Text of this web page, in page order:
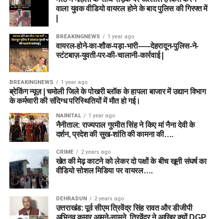
वाला युवक वीडियो वायरल होने के बाद पुलिस की गिरफ्त में
BREAKINGNEWS 1 year ago
वायरल-होने-का-शौक-पड़ा-भारी-—-देहरादून-पुलिस-ने-
स्टंटबाज़-युवती-पर-की-चालानी-कार्रवाई |
BREAKINGNEWS 1 year ago
ब्रेकिंग न्यूज़ | चमोली जिले के पोखरी ब्लॉक के हापला बाजार में उद्यान विभाग
के कर्मचारी की संदिग्ध परिस्थितियों में मौत हो गई।
NAINITAL 1 year ago
नैनीताल: राज्यपाल गुरमीत सिंह ने किए मां नैना देवी के
दर्शन, प्रदेश की सुख-शांति की कामना की….
CRIME 2 years ago
खेत की मेढ़ काटने को लेकर दो पक्षों के बीच खूनी संघर्ष का
वीडियो सोशल मिडिया पर वायरल….
DEHRADUN 2 years ago
उत्तराखंड: पूर्व सीएम त्रिवेंद्र सिंह रावत और डीजीपी